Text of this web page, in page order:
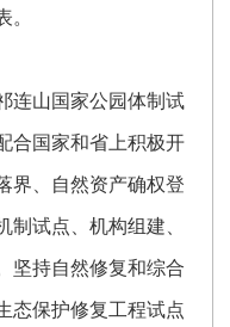
。
连山国家公园体制试
合国家和省上积极开
界、自然资产确权登
试点、机构组建、
坚持自然修复和综合
态保护修复工程试点